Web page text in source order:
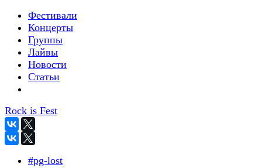
Фестивали
Концерты
Группы
Лайвы
Новости
Статьи
Rock is Fest
#pg-lost